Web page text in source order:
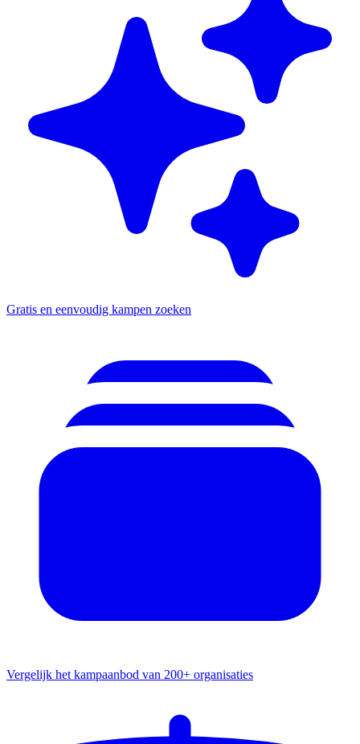
Gratis en eenvoudig kampen zoeken
Vergelijk het kampaanbod van 200+ organisaties